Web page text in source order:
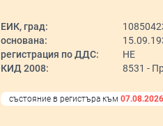
ЕИК, град:
основана:
регистрация по ДДС:
НЕ
КИД 2008:
8531 -
състояние в регистъра към 07.08.2026